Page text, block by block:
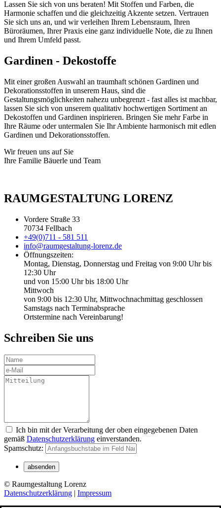
Lassen Sie sich von uns beraten! Mit Stoffen und Farben, die
Harmonie schaffen und die gleichzeitig Akzente setzen. Vertrauen
Sie sich uns an, und wir verleihen Ihrem Lebensraum, Ihren
Büroräumen, Ihrer Praxis eine ganz individuelle Note, die zu Ihnen
und Ihrem Umfeld passt.
Gardinen - Dekostoffe
Mit einer großen Auswahl an traumhaft schönen Gardinen und
Dekorationsstoffen in unserem Haus, sind die
Gestaltungsmöglichkeiten nahezu unbegrenzt - fast alles ist machbar,
lassen Sie sich von unserem qualitativ hochwertigen Sortiment an
Dekostoffen und Gardinen inspirieren. Bringen Sie mehr Farbe in
Ihre Räume oder untermalen Sie Ihr Ambiente harmonisch mit edlen
Gardinen und Dekorationsstoffen.
Wir freuen uns auf Sie
Ihre Familie Bäuerle und Team
RAUMGESTALTUNG LORENZ
Vordere Straße 33
70734 Fellbach
+49(0)711 - 581 511
info@raumgestaltung-lorenz.de
Öffnungszeiten:
Montag, Dienstag, Donnerstag und Freitag von 9:00 Uhr bis
12:30 Uhr
und von 15:00 Uhr bis 18:00 Uhr
Mittwoch
von 9:00 bis 12:30 Uhr, Mittwochnachmittag geschlossen
Samstags nach Terminabsprache
Ortstermine nach Vereinbarung!
Schreiben Sie uns
Ich bin mit der Verarbeitung der oben eingegebenen Daten
gemäß Datenschutzerklärung einverstanden.
Spamschutz:
© Raumgestaltung Lorenz
Datenschutzerklärung | Impressum